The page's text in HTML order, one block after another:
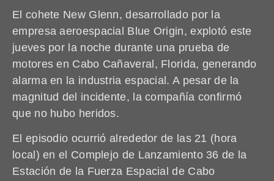
El cohete New Glenn, desarrollado por la
empresa aeroespacial Blue Origin, explotó este
jueves por la noche durante una prueba de
motores en Cabo Cañaveral, Florida, generando
alarma en la industria espacial. A pesar de la
magnitud del incidente, la compañía confirmó
que no hubo heridos.
El episodio ocurrió alrededor de las 21 (hora
local) en el Complejo de Lanzamiento 36 de la
Estación de la Fuerza Espacial de Cabo